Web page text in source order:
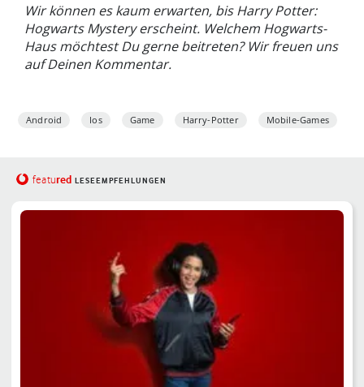
Wir können es kaum erwarten, bis Harry Potter:
Hogwarts Mystery erscheint. Welchem Hogwarts-
Haus möchtest Du gerne beitreten? Wir freuen uns
auf Deinen Kommentar.
Android Ios Game Harry-Potter Mobile-Games
featured LESEEMPFEHLUNGEN